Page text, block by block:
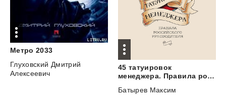
Метро 2033
Глуховский Дмитрий
Алексеевич
45 татуировок
менеджера. Правила российского руководителя
Батырев Максим